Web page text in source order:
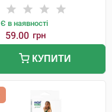
Є в наявності
59.00 грн
КУПИТИ